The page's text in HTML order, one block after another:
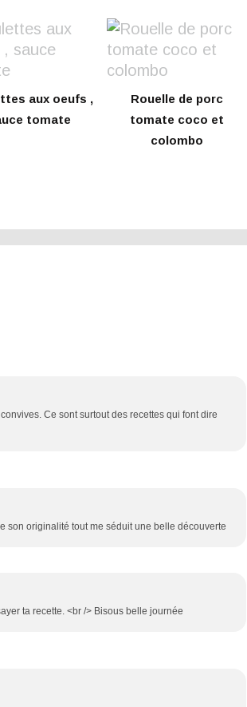
aux oeufs ,
tomate
Rouelle de porc
tomate coco et
colombo
Ce sont surtout des recettes qui font dire
son originalité tout me séduit une belle découverte
ta recette. <br /> Bisous belle journée